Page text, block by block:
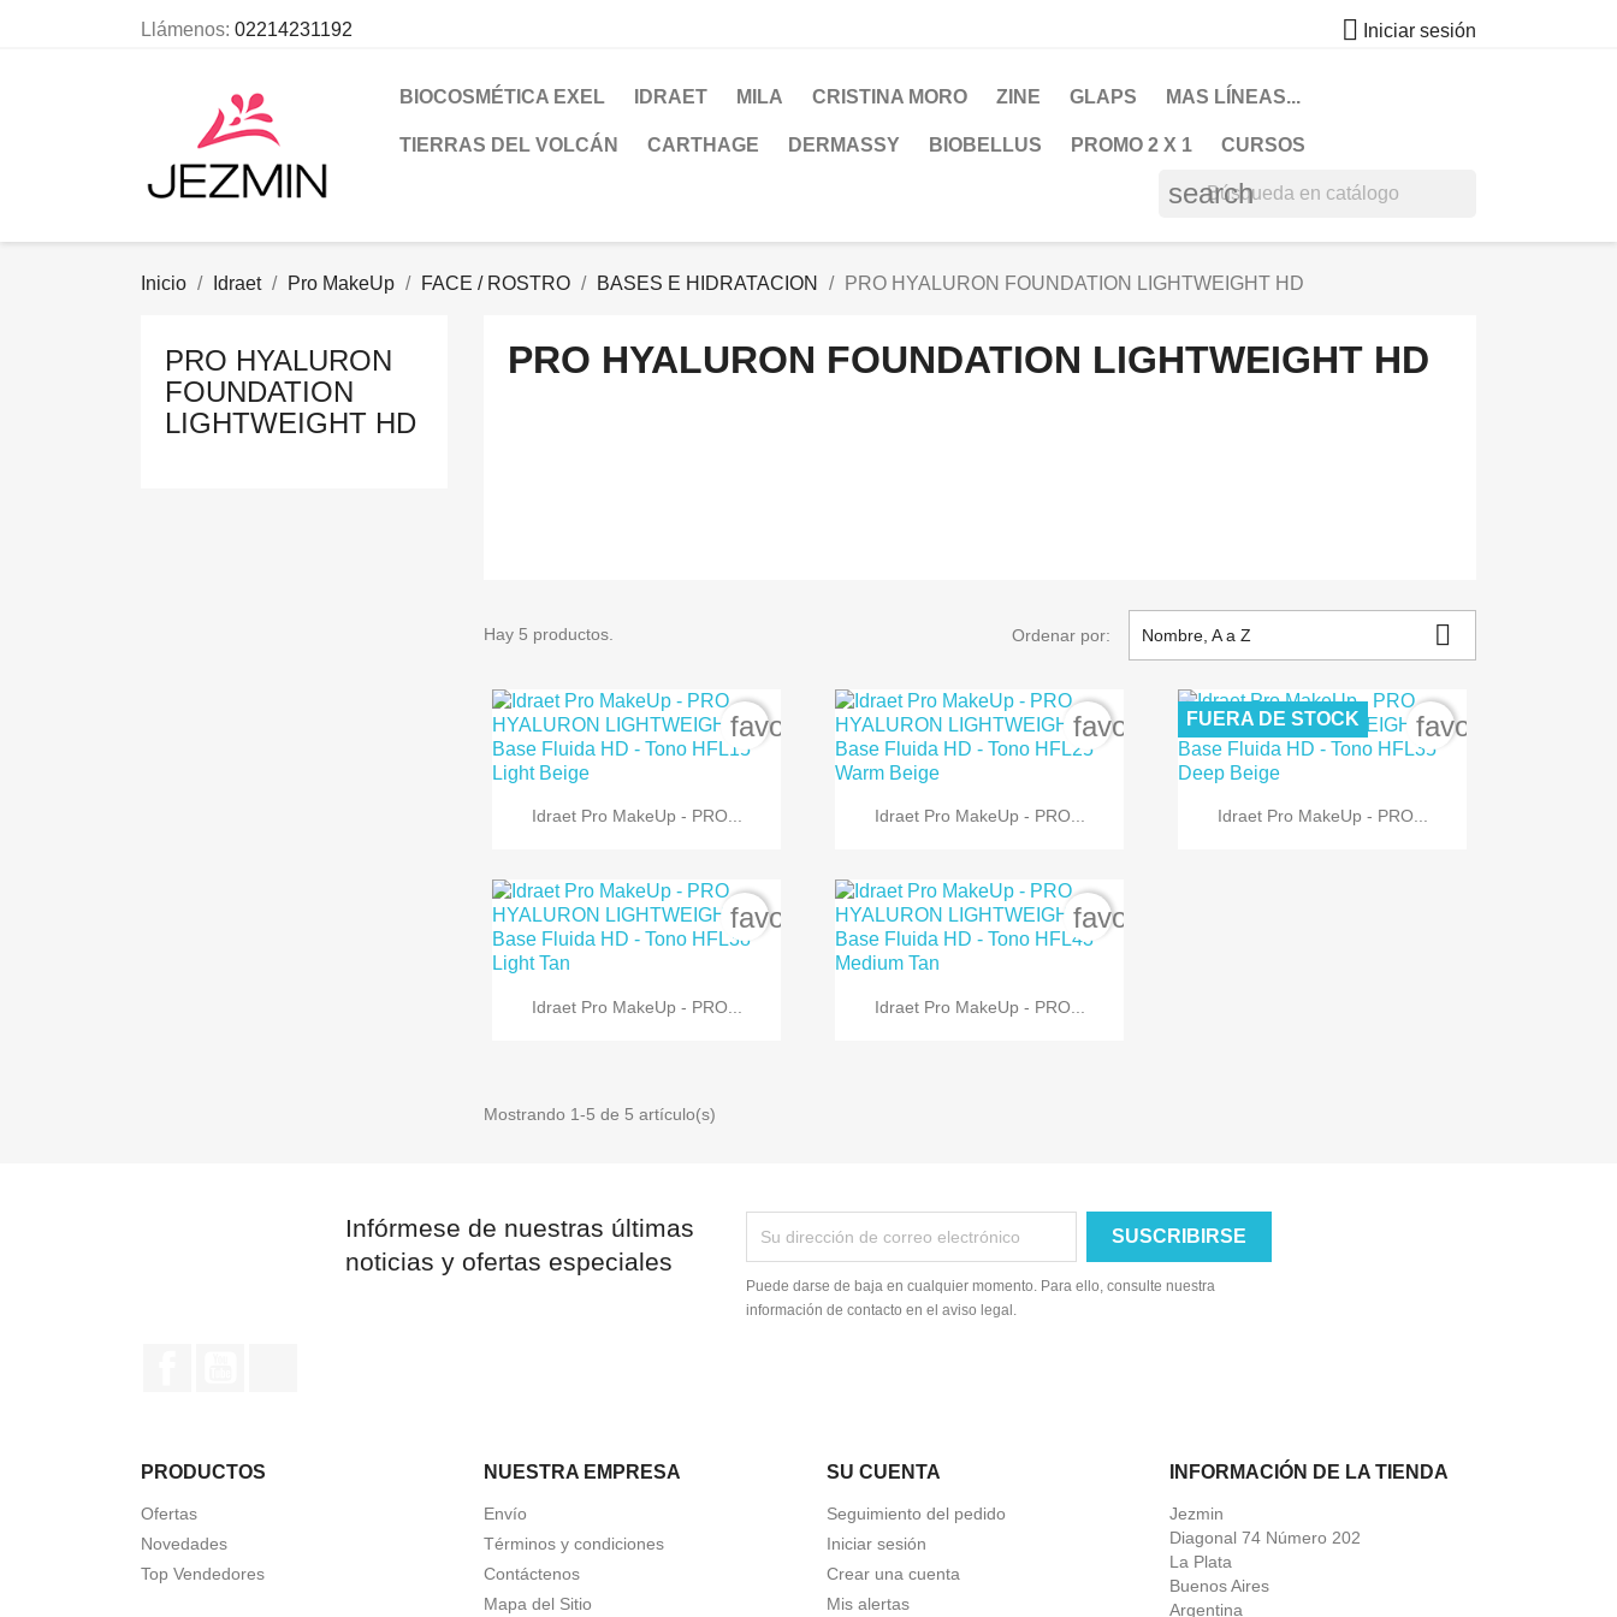
Llámenos: 02214231192  Iniciar sesión
BIOCOSMÉTICA EXEL IDRAET MILA CRISTINA MORO ZINE GLAPS MAS LÍNEAS...
TIERRAS DEL VOLCÁN CARTHAGE DERMASSY BIOBELLUS PROMO 2 X 1 CURSOS
search
Inicio Idraet Pro MakeUp FACE / ROSTRO BASES E HIDRATACION PRO HYALURON FOUNDATION LIGHTWEIGHT HD
PRO HYALURON
FOUNDATION
LIGHTWEIGHT HD
PRO HYALURON FOUNDATION LIGHTWEIGHT HD
Hay 5 productos. Ordenar por: Nombre, A a Z 
 Vista rápida
Idraet Pro MakeUp - PRO...
favorite_border
 Vista rápida
Idraet Pro MakeUp - PRO...
favorite_border
 Vista rápida
Idraet Pro MakeUp - PRO...
FUERA DE STOCK favorite_border
 Vista rápida
Idraet Pro MakeUp - PRO...
favorite_border
 Vista rápida
Idraet Pro MakeUp - PRO...
favorite_border
Mostrando 1-5 de 5 artículo(s)
Infórmese de nuestras últimas
noticias y ofertas especiales
Puede darse de baja en cualquier momento. Para ello, consulte nuestra
información de contacto en el aviso legal.
PRODUCTOS
Ofertas
Novedades
Top Vendedores
NUESTRA EMPRESA
Envío
Términos y condiciones
Contáctenos
Mapa del Sitio
SU CUENTA
Seguimiento del pedido
Iniciar sesión
Crear una cuenta
Mis alertas
INFORMACIÓN DE LA TIENDA
Jezmin
Diagonal 74 Número 202
La Plata
Buenos Aires
Argentina